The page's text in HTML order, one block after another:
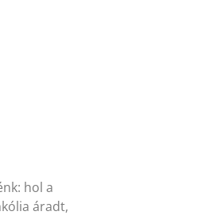
hol a
áradt,